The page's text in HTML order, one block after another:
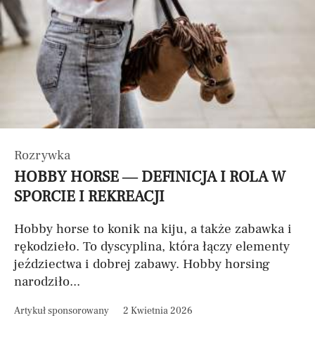
Rozrywka
HOBBY HORSE — DEFINICJA I ROLA W
SPORCIE I REKREACJI
Hobby horse to konik na kiju, a także zabawka i
rękodzieło. To dyscyplina, która łączy elementy
jeździectwa i dobrej zabawy. Hobby horsing
narodziło...
Artykuł sponsorowany 2 Kwietnia 2026